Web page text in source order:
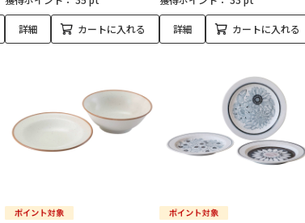
詳細 カートに入れる 詳細 カートに入れる